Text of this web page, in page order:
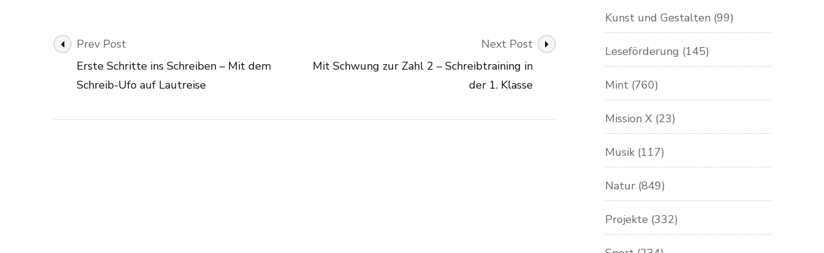
Post
Navigation
Prev Post
Erste Schritte ins Schreiben – Mit dem
Schreib-Ufo auf Lautreise
Next Post
Mit Schwung zur Zahl 2 – Schreibtraining in
der 1. Klasse
Kunst und Gestalten (99)
Leseförderung (145)
Mint (760)
Mission X (23)
Musik (117)
Natur (849)
Projekte (332)